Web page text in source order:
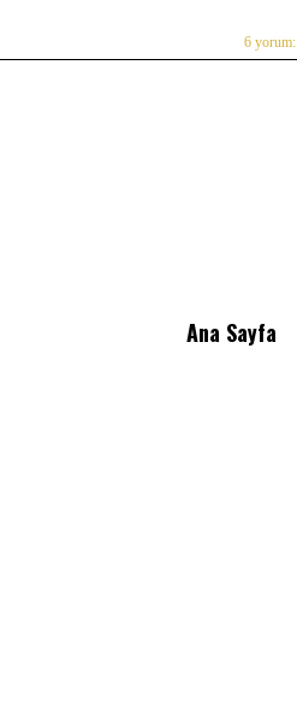
6 yorum:
Ana Sayfa